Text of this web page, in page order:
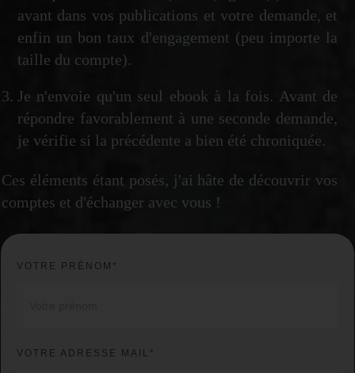
avant dans vos publications et votre demande, et
enfin un bon taux d'engagement (peu importe la
taille du compte).
Je n'envoie qu'un seul ebook à la fois. Avant de
répondre favorablement à une seconde demande,
je vérifie si la précédente a bien été chroniquée.
Ces éléments étant posés, j'ai hâte de découvrir vos
comptes et d'échanger avec vous !
VOTRE PRÉNOM*
VOTRE ADRESSE MAIL*